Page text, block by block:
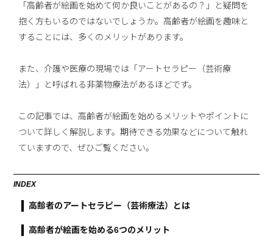
「高齢者が絵画を始めて何か良いことがあるの？」と疑問を
抱く方もいるのではないでしょうか。高齢者が絵画を趣味と
することには、多くのメリットがあります。
また、介護や医療の現場では「アートセラピー（芸術療
法）」と呼ばれる非薬物療法があるほどです。
この記事では、高齢者が絵画を始めるメリットやポイントに
ついて詳しく解説します。期待できる効果などについて触れ
ていますので、ぜひご覧ください。
INDEX
高齢者のアートセラピー（芸術療法）とは
高齢者が絵画を始める6つのメリット